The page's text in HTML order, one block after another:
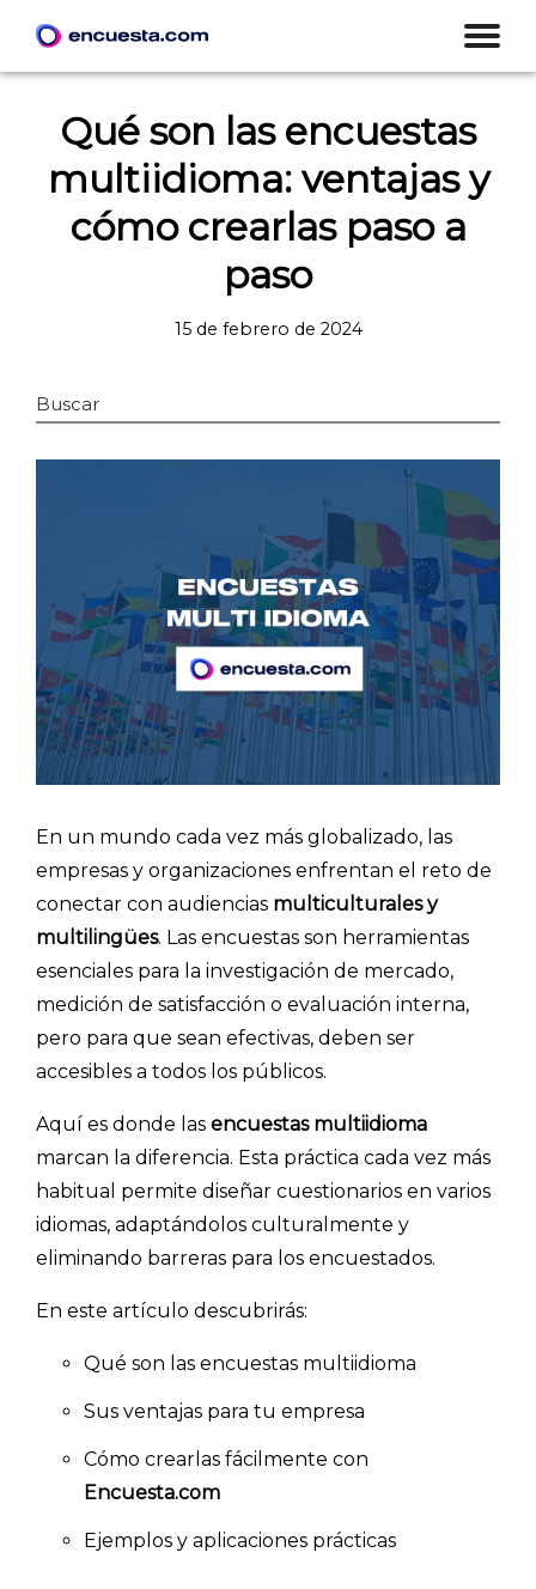
Qué son las encuestas
multiidioma: ventajas y
cómo crearlas paso a
paso
15 de febrero de 2024
Buscar
En un mundo cada vez más globalizado, las
empresas y organizaciones enfrentan el reto de
conectar con audiencias multiculturales y
multilingües. Las encuestas son herramientas
esenciales para la investigación de mercado,
medición de satisfacción o evaluación interna,
pero para que sean efectivas, deben ser
accesibles a todos los públicos.
Aquí es donde las encuestas multiidioma
marcan la diferencia. Esta práctica cada vez más
habitual permite diseñar cuestionarios en varios
idiomas, adaptándolos culturalmente y
eliminando barreras para los encuestados.
En este artículo descubrirás:
Qué son las encuestas multiidioma
Sus ventajas para tu empresa
Cómo crearlas fácilmente con
Encuesta.com
Ejemplos y aplicaciones prácticas